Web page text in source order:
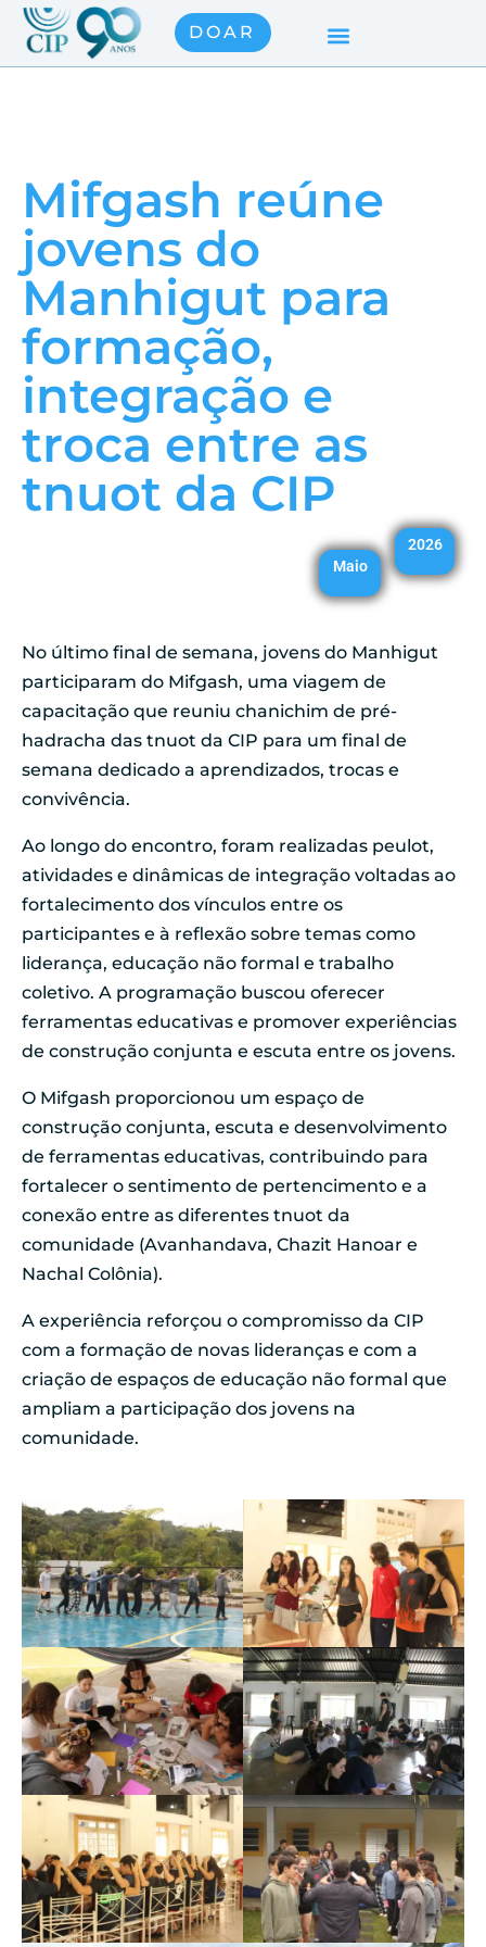
DOAR
Mifgash reúne
jovens do
Manhigut para
formação,
integração e
troca entre as
tnuot da CIP
Maio
2026
No último final de semana, jovens do Manhigut
participaram do Mifgash, uma viagem de
capacitação que reuniu chanichim de pré-
hadracha das tnuot da CIP para um final de
semana dedicado a aprendizados, trocas e
convivência.
Ao longo do encontro, foram realizadas peulot,
atividades e dinâmicas de integração voltadas ao
fortalecimento dos vínculos entre os
participantes e à reflexão sobre temas como
liderança, educação não formal e trabalho
coletivo. A programação buscou oferecer
ferramentas educativas e promover experiências
de construção conjunta e escuta entre os jovens.
O Mifgash proporcionou um espaço de
construção conjunta, escuta e desenvolvimento
de ferramentas educativas, contribuindo para
fortalecer o sentimento de pertencimento e a
conexão entre as diferentes tnuot da
comunidade (Avanhandava, Chazit Hanoar e
Nachal Colônia).
A experiência reforçou o compromisso da CIP
com a formação de novas lideranças e com a
criação de espaços de educação não formal que
ampliam a participação dos jovens na
comunidade.